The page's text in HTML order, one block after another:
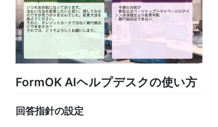
FormOK AIヘルプデスクの使い方
回答指針の設定